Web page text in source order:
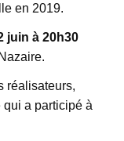
en 2019.
juin à 20h30
réalisateurs,
qui a participé à